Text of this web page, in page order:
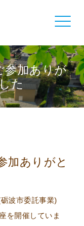
toggle
加ありが
た
ありがと
波市委託事業)
を開催していま